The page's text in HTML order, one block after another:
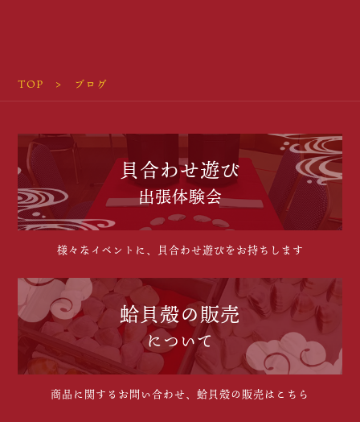
TOP ブログ
貝合わせ遊び
出張体験会
様々なイベントに、貝合わせ遊びをお持ちします
蛤貝殻の販売
について
商品に関するお問い合わせ、蛤貝殻の販売はこちら